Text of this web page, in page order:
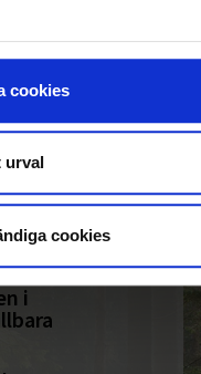
cookies
urval
cookies
i